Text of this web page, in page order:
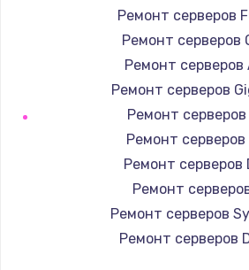
Замена
1100 руб.
Заказать
Замена платы
900 руб.
Заказать
Замена регулятора
900 руб.
Ремонт серверов
Ремонт серверов
Ремонт серверов
Ремонт серверов
Ремонт серверов
Ремонт
Ремонт серверов
Ремонт
Ремонт серверов
Ремонт серверов